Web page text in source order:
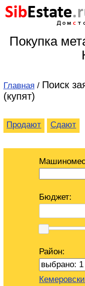
SibEstate.ru
стор
Покупка
Главная / Поиск
(купят)
Продают Сдают
Бюджет:
Район: